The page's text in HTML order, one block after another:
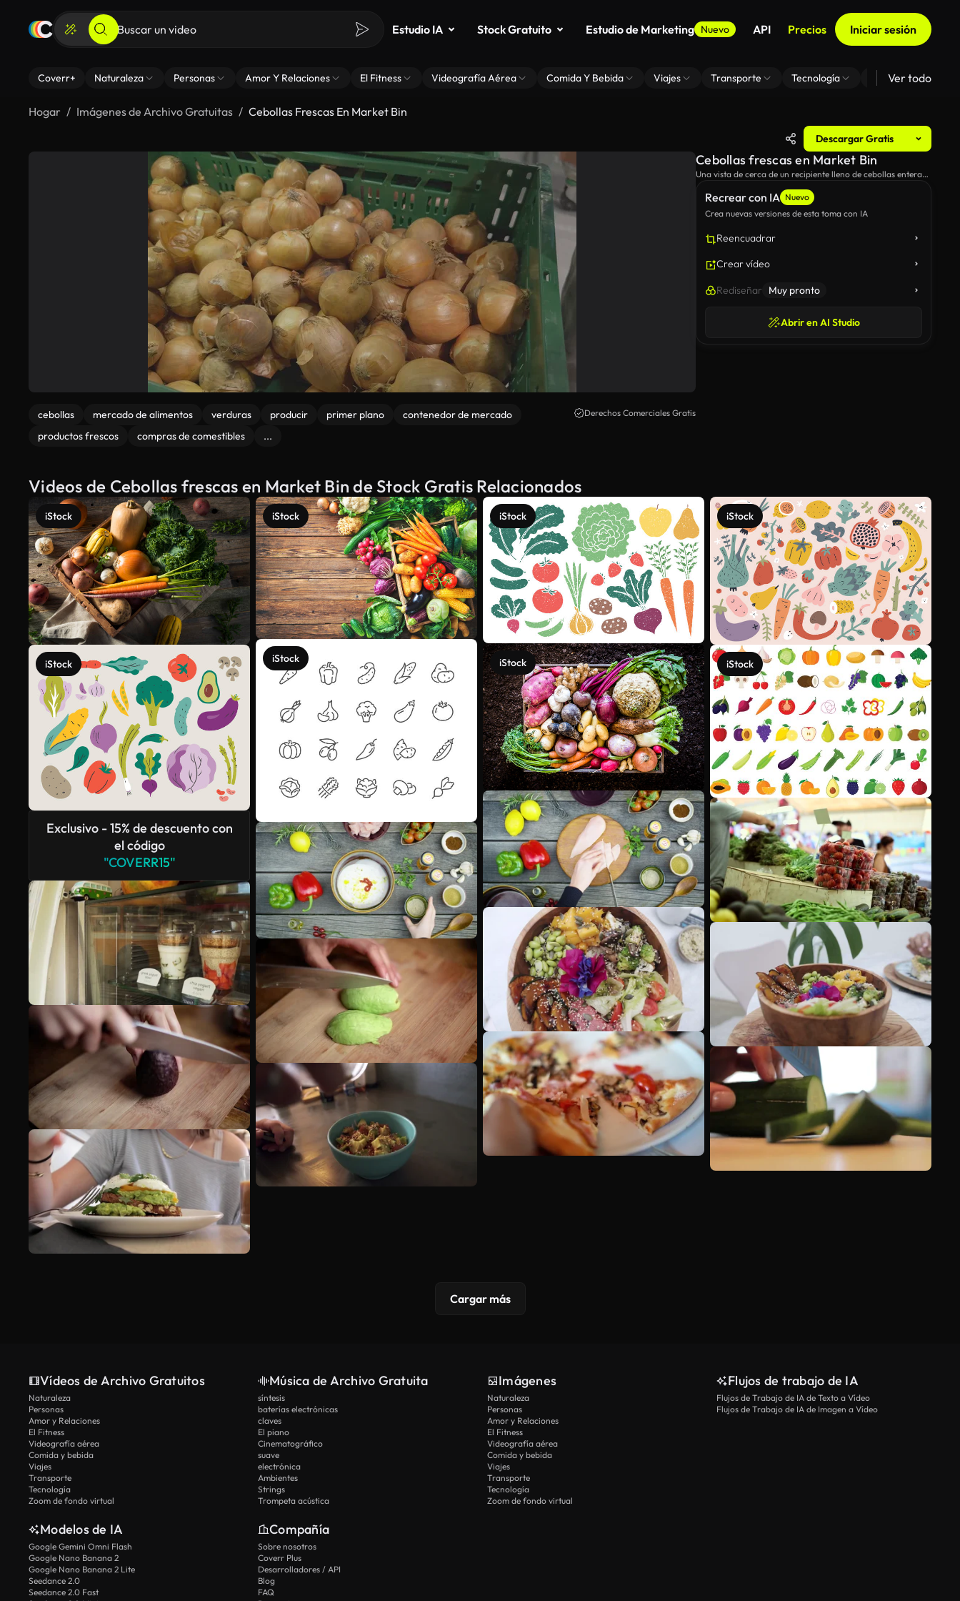
Estudio IA Stock Gratuito Estudio de Marketing Nuevo API Precios Iniciar sesión
Coverr+ Naturaleza Personas Amor Y Relaciones El Fitness Videografía Aérea Comida Y Bebida Viajes Transporte Tecnología Zoom De Fondo
Ver todo
Hogar Imágenes de Archivo Gratuitas Cebollas Frescas En Market Bin
Descargar Gratis
cebollas mercado de alimentos verduras producir primer plano
contenedor de mercado
productos frescos
compras de comestibles ...
Derechos Comerciales Gratis
Recrear con IA Nuevo
Crea nuevas versiones de esta toma con IA
Reencuadrar
Crear vídeo
Rediseñar Muy pronto
Abrir en AI Studio
Cebollas frescas en Market Bin
Una vista de cerca de un recipiente lleno de cebollas enteras
Videos de Cebollas frescas en Market Bin de Stock Gratis Relacionados
iStock
iStock
Exclusivo - 15% de descuento con
el código
"COVERR15"
iStock
iStock
iStock
iStock
iStock
iStock
Ver más
Cargar más
Vídeos de Archivo Gratuitos
Naturaleza
Personas
Amor y Relaciones
El Fitness
Videografía aérea
Comida y bebida
Viajes
Transporte
Tecnología
Zoom de fondo virtual
Música de Archivo Gratuita
síntesis
baterías electrónicas
claves
El piano
Cinematográfico
suave
electrónica
Ambientes
Strings
Trompeta acústica
Imágenes
Naturaleza
Personas
Amor y Relaciones
El Fitness
Videografía aérea
Comida y bebida
Viajes
Transporte
Tecnología
Zoom de fondo virtual
Flujos de trabajo de IA
Flujos de Trabajo de IA de Texto a Vídeo
Flujos de Trabajo de IA de Imagen a Vídeo
Modelos de IA
Google Gemini Omni Flash
Google Nano Banana 2
Google Nano Banana 2 Lite
Seedance 2.0
Seedance 2.0 Fast
Compañía
Sobre nosotros
Coverr Plus
Desarrolladores / API
Blog
FAQ